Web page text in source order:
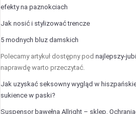
efekty na paznokciach
Jak nosić i stylizować trencze
5 modnych bluz damskich
Polecamy artykuł dostępny pod najlepszy-
naprawdę warto przeczytać.
Jak uzyskać seksowny wygląd w
sukience w paski?
Suspensor bawełna Allright – sklep.